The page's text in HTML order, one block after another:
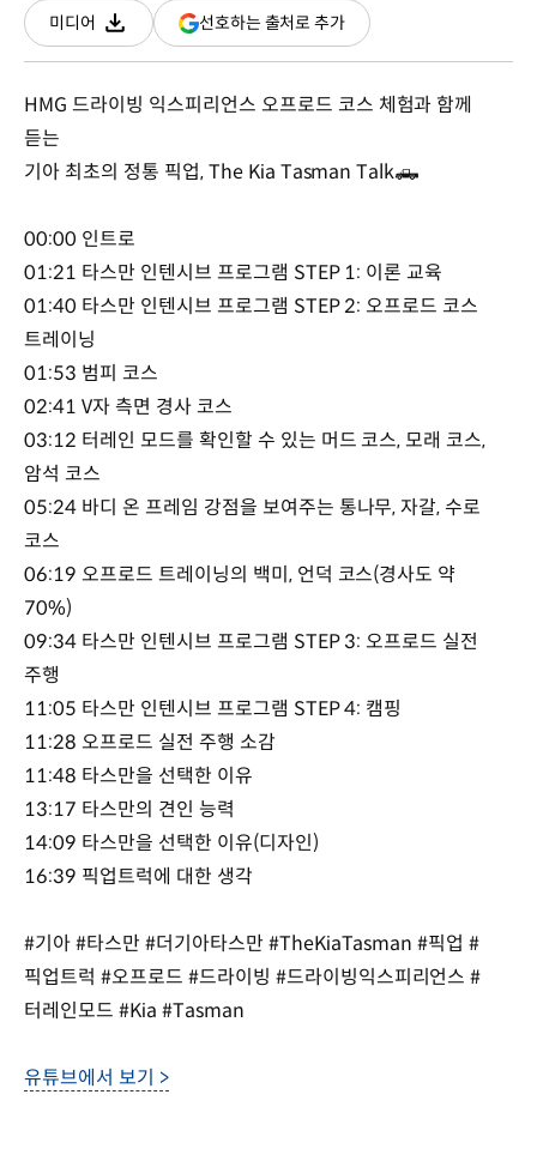
미디어
다운로드
선호하는 출처로 추가(새
창
HMG 드라이빙 익스피리언스 오프로드 코스 체험과 함께
듣는
기아 최초의 정통 픽업, The Kia Tasman Talk🛻
00:00 인트로
01:21 타스만 인텐시브 프로그램 STEP 1: 이론 교육
01:40 타스만 인텐시브 프로그램 STEP 2: 오프로드 코스
트레이닝
01:53 범피 코스
02:41 V자 측면 경사 코스
03:12 터레인 모드를 확인할 수 있는 머드 코스, 모래 코스,
암석 코스
05:24 바디 온 프레임 강점을 보여주는 통나무, 자갈, 수로
코스
06:19 오프로드 트레이닝의 백미, 언덕 코스(경사도 약
70%)
09:34 타스만 인텐시브 프로그램 STEP 3: 오프로드 실전
주행
11:05 타스만 인텐시브 프로그램 STEP 4: 캠핑
11:28 오프로드 실전 주행 소감
11:48 타스만을 선택한 이유
13:17 타스만의 견인 능력
14:09 타스만을 선택한 이유(디자인)
16:39 픽업트럭에 대한 생각
#기아 #타스만 #더기아타스만 #TheKiaTasman #픽업 #
픽업트럭 #오프로드 #드라이빙 #드라이빙익스피리언스 #
터레인모드 #Kia #Tasman
유튜브에서 보기 >